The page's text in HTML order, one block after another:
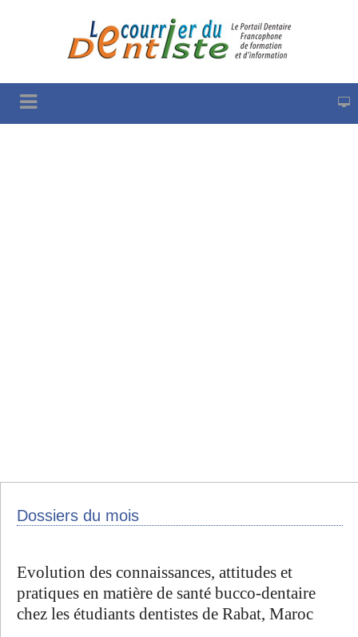
Dossiers du mois
Evolution des connaissances, attitudes et
pratiques en matière de santé bucco-dentaire
chez les étudiants dentistes de Rabat, Maroc